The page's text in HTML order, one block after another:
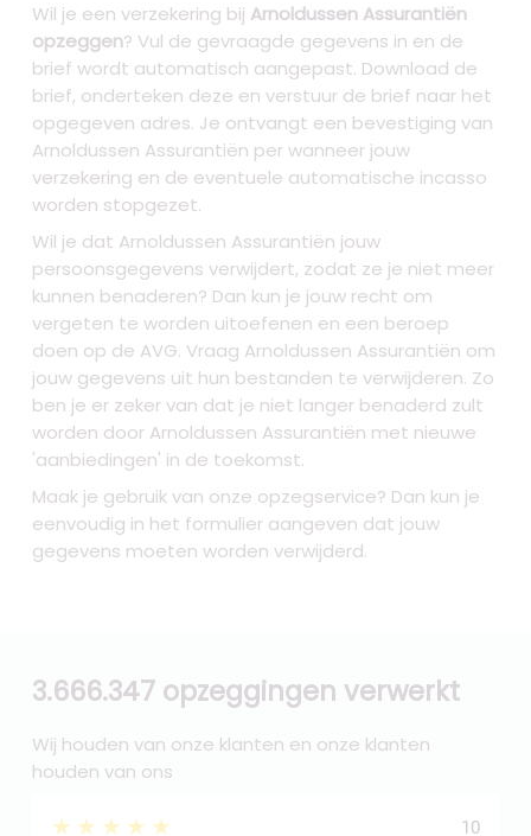
Wil je een verzekering bij Arnoldussen Assurantiën
opzeggen? Vul de gevraagde gegevens in en de
brief wordt automatisch aangepast. Download de
brief, onderteken deze en verstuur de brief naar het
opgegeven adres. Je ontvangt een bevestiging van
Arnoldussen Assurantiën per wanneer jouw
verzekering en de eventuele automatische incasso
worden stopgezet.
Wil je dat Arnoldussen Assurantiën jouw
persoonsgegevens verwijdert, zodat ze je niet meer
kunnen benaderen? Dan kun je jouw recht om
vergeten te worden uitoefenen en een beroep
doen op de AVG. Vraag Arnoldussen Assurantiën om
jouw gegevens uit hun bestanden te verwijderen. Zo
ben je er zeker van dat je niet langer benaderd zult
worden door Arnoldussen Assurantiën met nieuwe
'aanbiedingen' in de toekomst.
Maak je gebruik van onze opzegservice? Dan kun je
eenvoudig in het formulier aangeven dat jouw
gegevens moeten worden verwijderd.
3.666.347 opzeggingen verwerkt
Wij houden van onze klanten en onze klanten
houden van ons
★★★★★ 10